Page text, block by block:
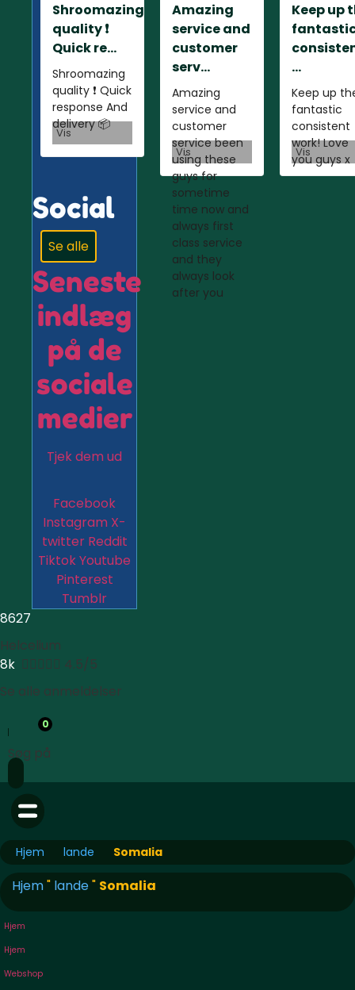
Shroomazing
quality ❗️
Quick re...
Shroomazing
quality ❗️ Quick
response And
delivery 📦
Vis
Amazing
service and
customer
serv...
Amazing
service and
customer
service been
using these
guys for
sometime
time now and
always first
class service
and they
always look
after you
Vis
Keep up
...
Keep up
fantastic
consistent
work! Love
you guys x
Vis
Social
Se alle
Seneste
indlæg
på de
sociale
medier
Tjek dem ud
Facebook
Instagram X-
twitter Reddit
TiktokYoutube
Pinterest
Tumblr
8627
Helcelium
8k  4.5/5
Se alle anmeldelser
0
Søg på
Hjem lande Somalia
Hjem" lande" Somalia
Hjem
Hjem
Webshop